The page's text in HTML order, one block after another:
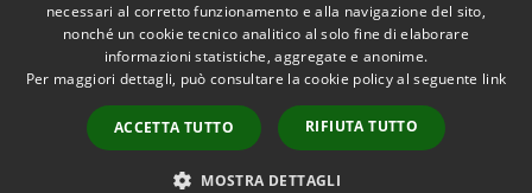
Accessibilità
Copyright © 2026 • Comune di
Presezzo • Powered by
Municipium•
Accesso
redazione
necessari al corretto funzionamento e alla navigazione del sito,
nonché un cookie tecnico analitico al solo fine di elaborare
informazioni statistiche, aggregate e anonime.
Per maggiori dettagli, può consultare la cookie policy al seguente link
ACCETTA TUTTO RIFIUTA TUTTO
MOSTRA DETTAGLI